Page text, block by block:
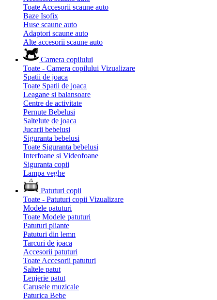
Toate Accesorii scaune auto
Baze Isofix
Huse scaune auto
Adaptori scaune auto
Alte accesorii scaune auto
Camera copilului
Toate - Camera copilului Vizualizare
Spatii de joaca
Toate Spatii de joaca
Leagane si balansoare
Centre de activitate
Pernute Bebelusi
Saltelute de joaca
Jucarii bebelusi
Siguranta bebelusi
Toate Siguranta bebelusi
Interfoane si Videofoane
Siguranta copii
Lampa veghe
Patuturi copii
Toate - Patuturi copii Vizualizare
Modele patuturi
Toate Modele patuturi
Patuturi pliante
Patuturi din lemn
Tarcuri de joaca
Accesorii patuturi
Toate Accesorii patuturi
Saltele patut
Lenjerie patut
Carusele muzicale
Paturica Bebe